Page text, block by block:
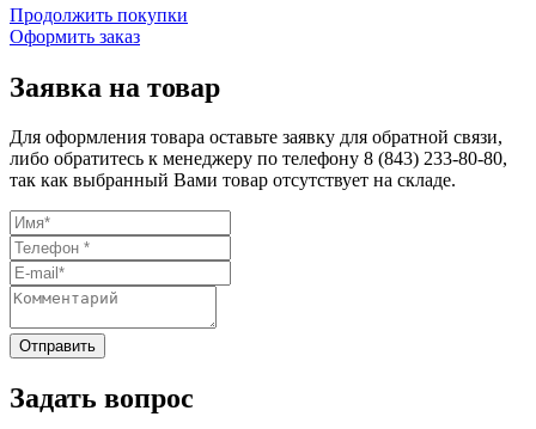
Продолжить покупки
Оформить заказ
Заявка на товар
Для оформления товара оставьте заявку для обратной связи,
либо обратитесь к менеджеру по телефону 8 (843) 233-80-80,
так как выбранный Вами товар отсутствует на складе.
Задать вопрос